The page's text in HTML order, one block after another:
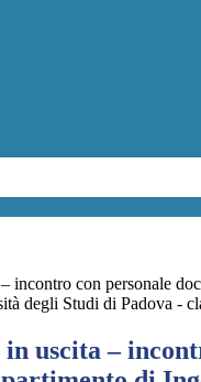
incontro con personale
degli Studi di Padova -
uscita –